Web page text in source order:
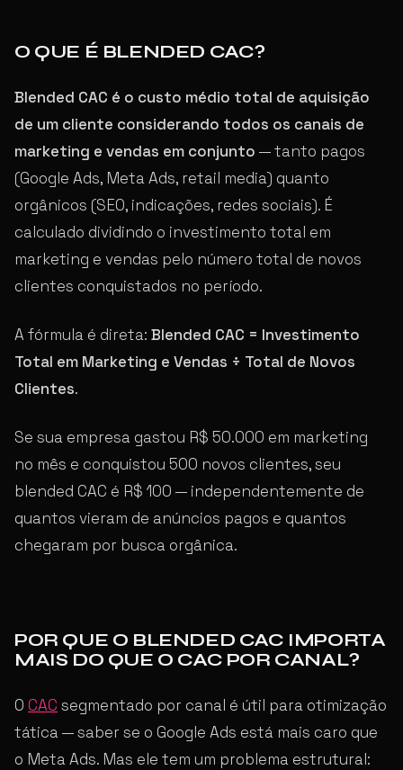
O QUE É BLENDED CAC?
Blended CAC é o custo médio total de aquisição
de um cliente considerando todos os canais de
marketing e vendas em conjunto — tanto pagos
(Google Ads, Meta Ads, retail media) quanto
orgânicos (SEO, indicações, redes sociais). É
calculado dividindo o investimento total em
marketing e vendas pelo número total de novos
clientes conquistados no período.
A fórmula é direta: Blended CAC = Investimento
Total em Marketing e Vendas ÷ Total de Novos
Clientes.
Se sua empresa gastou R$ 50.000 em marketing
no mês e conquistou 500 novos clientes, seu
blended CAC é R$ 100 — independentemente de
quantos vieram de anúncios pagos e quantos
chegaram por busca orgânica.
POR QUE O BLENDED CAC IMPORTA
MAIS DO QUE O CAC POR CANAL?
O CAC segmentado por canal é útil para otimização
tática — saber se o Google Ads está mais caro que
o Meta Ads. Mas ele tem um problema estrutural: